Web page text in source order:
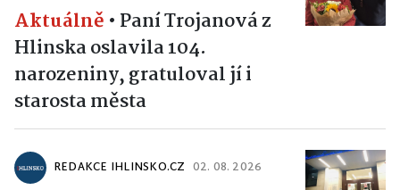
Aktuálně • Paní Trojanová z
Hlinska oslavila 104.
narozeniny, gratuloval jí i
starosta města
REDAKCE IHLINSKO.CZ 02. 08. 2026